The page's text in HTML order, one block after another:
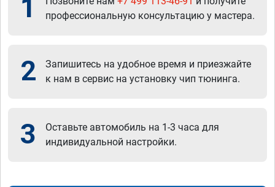
1
профессиональную консультацию у мастера.
2
Запишитесь на удобное время и приезжайте
к нам в сервис на установку чип тюнинга.
3
Оставьте автомобиль на 1-3 часа для
индивидуальной настройки.